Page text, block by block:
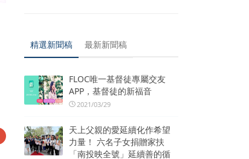
精選新聞稿 最新新聞稿
FLOC唯一基督徒專屬交友
APP，基督徒的新福音
2021/03/29
天上父親的愛延續化作希望
力量！ 六名子女捐贈家扶
「南投映全號」延續善的循